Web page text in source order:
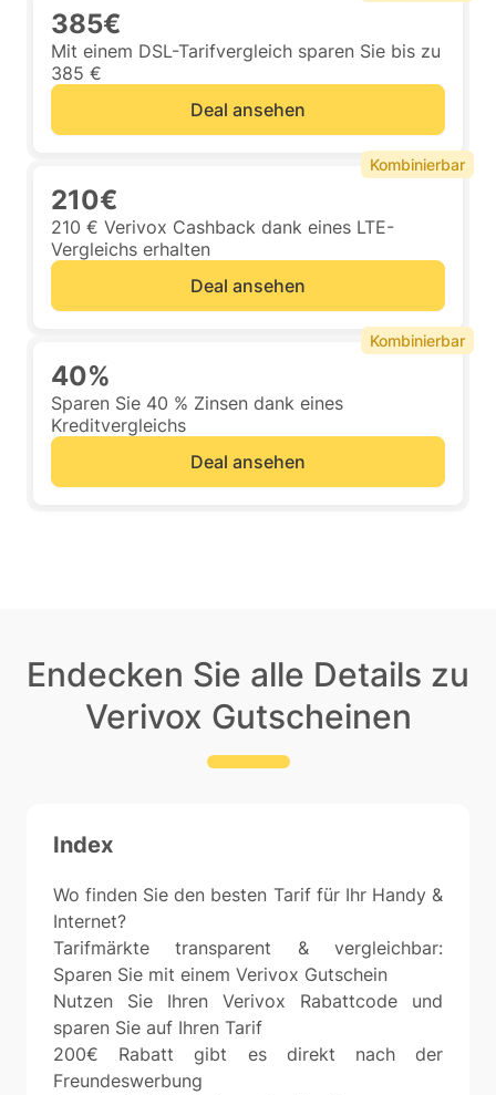
385€
Mit einem DSL-Tarifvergleich sparen Sie bis zu
385 €
Deal ansehen
210€
210 € Verivox Cashback dank eines LTE-
Vergleichs erhalten
Deal ansehen
Kombinierbar
40%
Sparen Sie 40 % Zinsen dank eines
Kreditvergleichs
Deal ansehen
Kombinierbar
Endecken Sie alle Details zu
Verivox Gutscheinen
Index
Wo finden Sie den besten Tarif für Ihr Handy &
Internet?
Tarifmärkte transparent & vergleichbar:
Sparen Sie mit einem Verivox Gutschein
Nutzen Sie Ihren Verivox Rabattcode und
sparen Sie auf Ihren Tarif
200€ Rabatt gibt es direkt nach der
Freundeswerbung